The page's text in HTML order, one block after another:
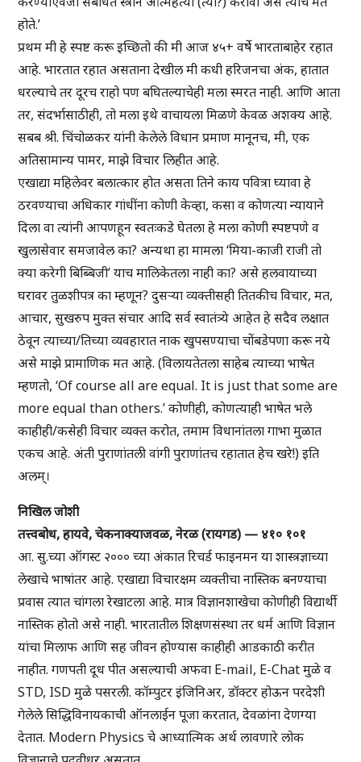
होते.’
प्रथम मी हे स्पष्ट करू इच्छितो की मी आज ४५+ वर्षे भारताबाहेर रहात
आहे. भारतात रहात असताना देखील मी कधी हरिजनचा अंक, हातात
धरल्याचे तर दूरच राहो पण बघितल्याचेही मला स्मरत नाही. आणि आता
तर, संदर्भासाठीही, तो मला इथे वाचायला मिळणे केवळ अशक्य आहे.
सबब श्री. चिंचोळकर यांनी केलेले विधान प्रमाण मानूनच, मी, एक
अतिसामान्य पामर, माझे विचार लिहीत आहे.
एखाद्या महिलेवर बलात्कार होत असता तिने काय पवित्रा घ्यावा हे
ठरवण्याचा अधिकार गांधींना कोणी केव्हा, कसा व कोणत्या न्यायाने
दिला वा त्यांनी आपणहून स्वतःकडे घेतला हे मला कोणी स्पष्टपणे व
खुलासेवार समजावेल का? अन्यथा हा मामला ‘मिया-काजी राजी तो
क्या करेगी बिब्बिजी’ याच मालिकेतला नाही का? असे हलवायाच्या
घरावर तुळशीपत्र का म्हणून? दुसऱ्या व्यक्तीसही तितकीच विचार, मत,
आचार, सुखरुप मुक्त संचार आदि सर्व स्वातंत्र्ये आहेत हे सदैव लक्षात
ठेवून त्याच्या/तिच्या व्यवहारात नाक खुपसण्याचा चोंबडेपणा करू नये
असे माझे प्रामाणिक मत आहे. (विलायतेतला साहेब त्याच्या भाषेत
म्हणतो, ‘Of course all are equal. It is just that some are
more equal than others.’ कोणीही, कोणत्याही भाषेत भले
काहीही/कसेही विचार व्यक्त करोत, तमाम विधानांतला गाभा मुळात
एकच आहे. अंती पुराणांतली वांगी पुराणांतच रहातात हेच खरे!) इति
अलम्।
निखिल जोशी
तत्त्वबोध, हायवे, चेकनाक्याजवळ, नेरळ (रायगड) — ४१० १०१
आ. सु.च्या ऑगस्ट २००० च्या अंकात रिचर्ड फाइनमन या शास्त्रज्ञाच्या
लेखाचे भाषांतर आहे. एखाद्या विचारक्षम व्यक्तीचा नास्तिक बनण्याचा
प्रवास त्यात चांगला रेखाटला आहे. मात्र विज्ञानशाखेचा कोणीही विद्यार्थी
नास्तिक होतो असे नाही. भारतातील शिक्षणसंस्था तर धर्म आणि विज्ञान
यांचा मिलाफ आणि सह जीवन होण्यास काहीही आडकाठी करीत
नाहीत. गणपती दूध पीत असल्याची अफवा E-mail, E-Chat मुळे व
STD, ISD मुळे पसरली. कॉम्पुटर इंजिनिअर, डॉक्टर होऊन परदेशी
गेलेले सिद्धिविनायकाची ऑनलाईन पूजा करतात, देवळांना देणग्या
देतात. Modern Physics चे आध्यात्मिक अर्थ लावणारे लोक